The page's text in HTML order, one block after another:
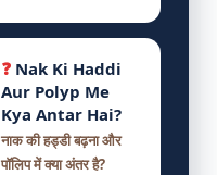
❓ Nak Ki Haddi
Aur Polyp Me
Kya Antar Hai?
नाक की हड्डी बढ़ना और
पॉलिप में क्या अंतर है?